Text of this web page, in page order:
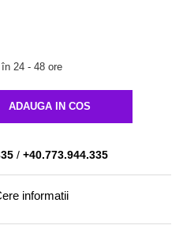
24 - 48 ore
ADAUGA IN COS
/ +40.773.944.335
informatii